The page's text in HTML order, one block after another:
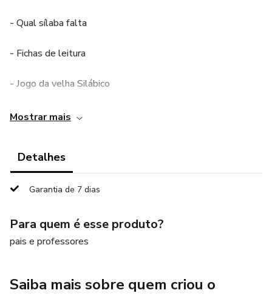
- Qual sílaba falta
- Fichas de leitura
- Jogo da velha Silábico
(5 arquivos por 1)
Mostrar mais
Detalhes
Garantia de 7 dias
Para quem é esse produto?
pais e professores
Saiba mais sobre quem criou o